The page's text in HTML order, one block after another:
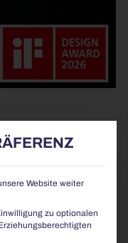
Website weiter
zu optionalen